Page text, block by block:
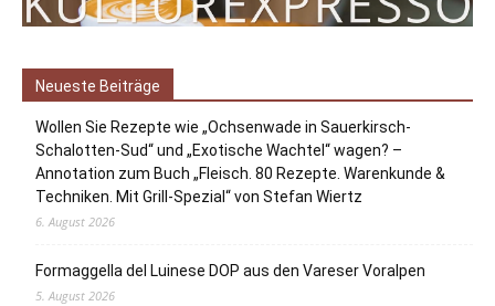
Neueste Beiträge
Wollen Sie Rezepte wie „Ochsenwade in Sauerkirsch-
Schalotten-Sud“ und „Exotische Wachtel“ wagen? –
Annotation zum Buch „Fleisch. 80 Rezepte. Warenkunde &
Techniken. Mit Grill-Spezial“ von Stefan Wiertz
6. August 2026
Formaggella del Luinese DOP aus den Vareser Voralpen
5. August 2026